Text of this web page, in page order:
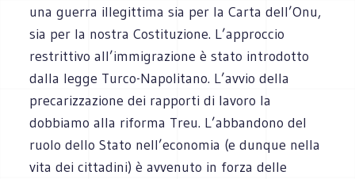
una guerra illegittima sia per la Carta dell’Onu,
sia per la nostra Costituzione. L’approccio
restrittivo all’immigrazione è stato introdotto
dalla legge Turco-Napolitano. L’avvio della
precarizzazione dei rapporti di lavoro la
dobbiamo alla riforma Treu. L’abbandono del
ruolo dello Stato nell’economia (e dunque nella
vita dei cittadini) è avvenuto in forza delle